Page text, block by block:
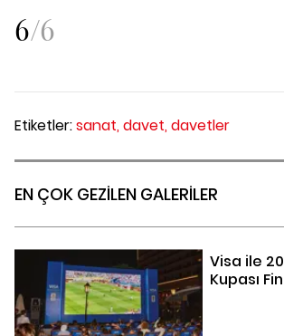
6/6
Etiketler:sanat,davet,davetler
EN ÇOK GEZİLEN GALERİLER
Visa ile
Kupası